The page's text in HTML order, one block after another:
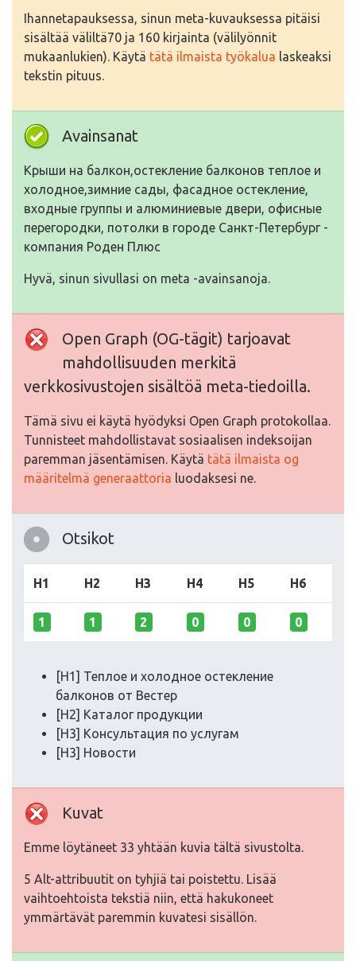
Ihannetapauksessa, sinun meta-kuvauksessa pitäisi
sisältää väliltä70 ja 160 kirjainta (välilyönnit
mukaanlukien). Käytä tätä ilmaista työkalua laskeaksi
tekstin pituus.
Avainsanat
Крыши на балкон,остекление балконов теплое и
холодное,зимние сады, фасадное остекление,
входные группы и алюминиевые двери, офисные
перегородки, потолки в городе Санкт-Петербург -
компания Роден Плюс
Hyvä, sinun sivullasi on meta -avainsanoja.
Open Graph (OG-tägit) tarjoavat
mahdollisuuden merkitä
verkkosivustojen sisältöä meta-tiedoilla.
Tämä sivu ei käytä hyödyksi Open Graph protokollaa.
Tunnisteet mahdollistavat sosiaalisen indeksoijan
paremman jäsentämisen. Käytä tätä ilmaista og
määritelmä generaattoria luodaksesi ne.
Otsikot
H1 H2 H3 H4 H5 H6
1 1 2 0 0 0
[H1] Теплое и холодное остекление
балконов от Вестер
[H2] Каталог продукции
[H3] Консультация по услугам
[H3] Новости
Kuvat
Emme löytäneet 33 yhtään kuvia tältä sivustolta.
5 Alt-attribuutit on tyhjiä tai poistettu. Lisää
vaihtoehtoista tekstiä niin, että hakukoneet
ymmärtävät paremmin kuvatesi sisällön.